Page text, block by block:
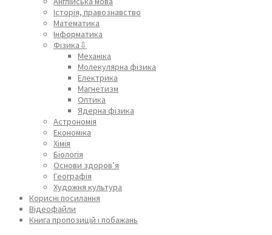
Історія, правознавство
Математика
Інформатика
Фізика⇩
Механіка
Молекулярна фізика
Електрика
Магнетизм
Оптика
Ядерна фізика
Астрономія
Економіка
Хімія
Біологія
Основи здоров’я
Географія
Художня культура
Корисні посилання
Відеофайли
Книга пропозицій і побажань